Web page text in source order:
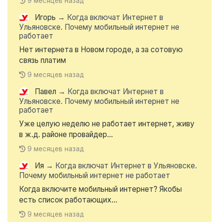
Игорь → Когда включат Интернет в
Ульяновске. Почему мобильный интернет не
работает
Нет интернета в Новом городе, а за сотовую
связь платим
9 месяцев назад
Павел → Когда включат Интернет в
Ульяновске. Почему мобильный интернет не
работает
Уже целую неделю не работает интернет, живу
в ж.д. районе провайдер...
9 месяцев назад
Ия → Когда включат Интернет в Ульяновске.
Почему мобильный интернет не работает
Когда включите мобильный интернет? Якобы
есть список работающих...
9 месяцев назад